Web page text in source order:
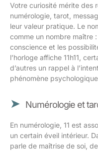
Votre curiosité mérite des
numérologie, tarot,
leur valeur pratique. Le
comme un nombre maître
conscience et les
l’horloge affiche 11h11,
d’autres un rappel à
phénomène
Numérologie et
En numérologie, 11 est
un certain éveil intérieur.
parle de maîtrise de soi,